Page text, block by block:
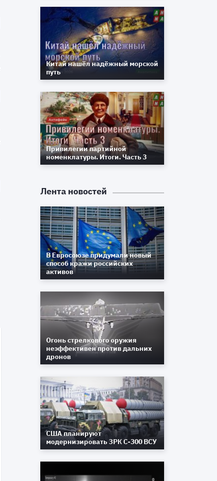
Китай нашёл надёжный морской
путь
Привилегии партийной
номенклатуры. Итоги. Часть 3
Лента новостей
В Евросоюзе придумали новый
способ кражи российских
активов
Огонь стрелкового оружия
неэффективен против дальних
дронов
США планируют
модернизировать ЗРК С-300 ВСУ